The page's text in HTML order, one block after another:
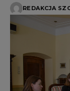
REDAKCJA